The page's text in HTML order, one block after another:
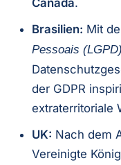
Canada.
Brasilien: Mit
Pessoais (LGPD)
der GDPR
extraterritoriale
UK: Nach dem
Vereinigte